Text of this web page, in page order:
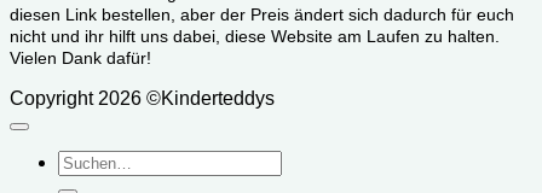
diesen Link bestellen, aber der Preis ändert sich dadurch für euch
nicht und ihr hilft uns dabei, diese Website am Laufen zu halten.
Vielen Dank dafür!
Copyright 2026 ©Kinderteddys
Suchen
nach: